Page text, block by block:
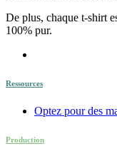
De plus, chaque t-shirt
100% pur.
Ressources
Optez pour des
Production